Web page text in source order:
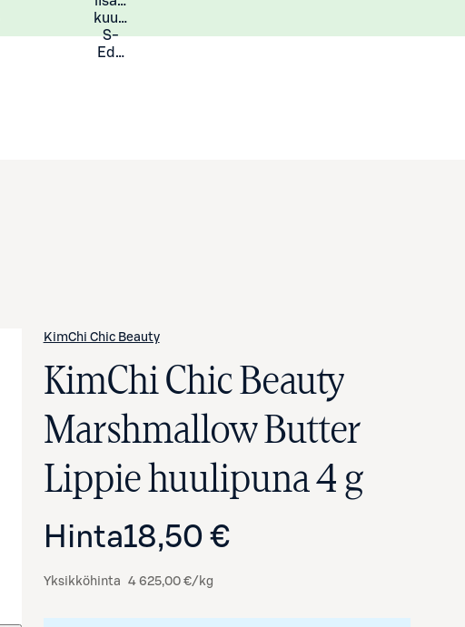
kuukauden
S-
Eduista
KimChi Chic Beauty
KimChi Chic Beauty
Marshmallow Butter
Lippie huulipuna 4 g
Hinta18,50 €
Yksikköhinta 4 625,00 €/kg